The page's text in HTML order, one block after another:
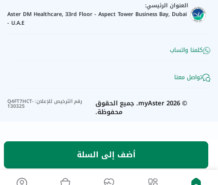
أضف إلى السلة
العنوان الرئيسي:
Aster DM Healthcare, 33rd Floor - Aspect Tower Business Bay, Dubai
- U.A.E
كلمنا واتساب
تواصل معنا
©
2026
myAster. جميع الحقوق
محفوظة.
رقم الترخيص للإعلان:
Q4FT7HCT-
130325